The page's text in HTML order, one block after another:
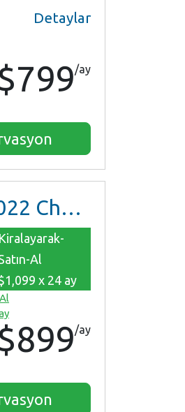
Detaylar
/ay
Chevrolet Equinox
Kiralayarak-
Al
x 24 ay
/ay